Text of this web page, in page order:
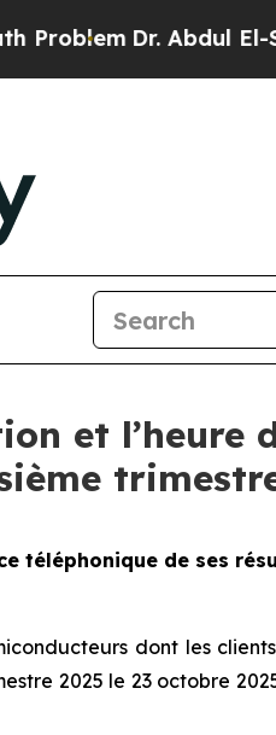
Dr. Abdul El-
et l’heure
téléphonique de ses
dont les
2025 le 23 octobre